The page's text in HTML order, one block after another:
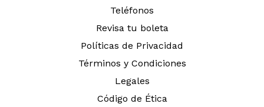
Teléfonos
Revisa tu boleta
Políticas de Privacidad
Términos y Condiciones
Legales
Código de Ética